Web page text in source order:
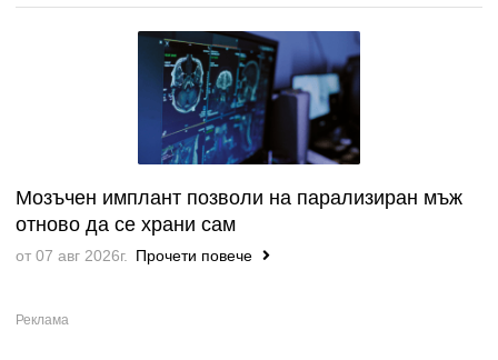
Мозъчен имплант позволи на парализиран мъж
отново да се храни сам
от 07 авг 2026г. Прочети повече